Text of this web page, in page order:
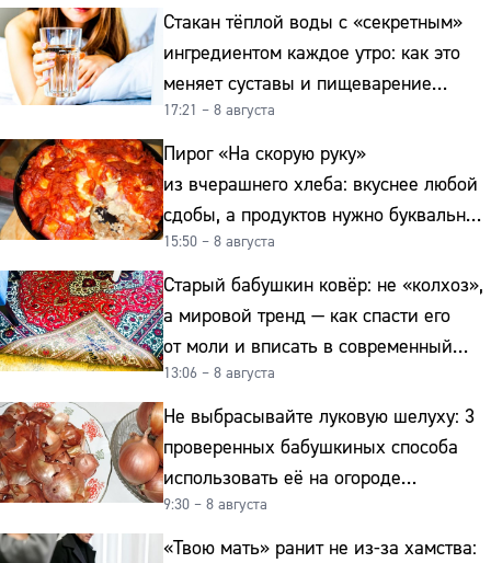
Стакан тёплой воды с «секретным»
ингредиентом каждое утро: как это
меняет суставы и пищеварение
после 50
17:21 – 8 августа
Пирог «На скорую руку»
из вчерашнего хлеба: вкуснее любой
сдобы, а продуктов нужно буквально
копейки
15:50 – 8 августа
Старый бабушкин ковёр: не «колхоз»,
а мировой тренд — как спасти его
от моли и вписать в современный
интерьер
13:06 – 8 августа
Не выбрасывайте луковую шелуху: 3
проверенных бабушкиных способа
использовать её на огороде
и для здоровья этой зимой
9:30 – 8 августа
«Твою мать» ранит не из-за хамства: